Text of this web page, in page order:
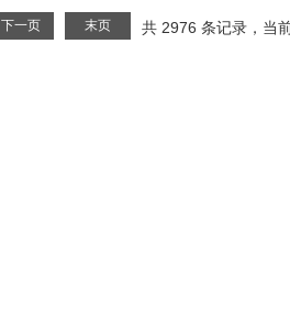
共 2976 条记录，当
下一页 末页